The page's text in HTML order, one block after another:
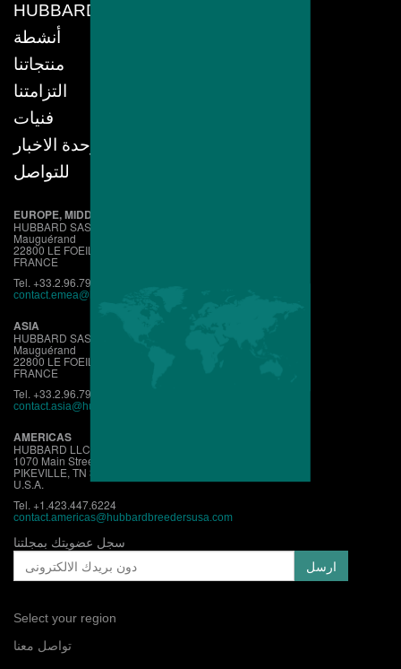
HUBBARD
أنشطة
منتجاتنا
التزامتنا
فنيات
وحدة الاخبار
للتواصل
EUROPE, MIDDLE EAST, AFRICA
HUBBARD SAS
Mauguérand
22800 LE FOEIL - QUINTIN
FRANCE
Tel. +33.2.96.79.63.70
contact.emea@hubbardbreeders.com
ASIA
HUBBARD SAS
Mauguérand
22800 LE FOEIL - QUINTIN
FRANCE
Tel. +33.2.96.79.63.70
contact.asia@hubbardbreeders.com
AMERICAS
HUBBARD LLC
1070 Main Street
PIKEVILLE, TN 37367
U.S.A.
Tel. +1.423.447.6224
contact.americas@hubbardbreedersusa.com
سجل عضويتك بمجلتنا
Select your region
تواصل معنا